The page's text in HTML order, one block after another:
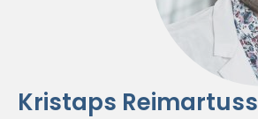
Kristaps Reimartuss